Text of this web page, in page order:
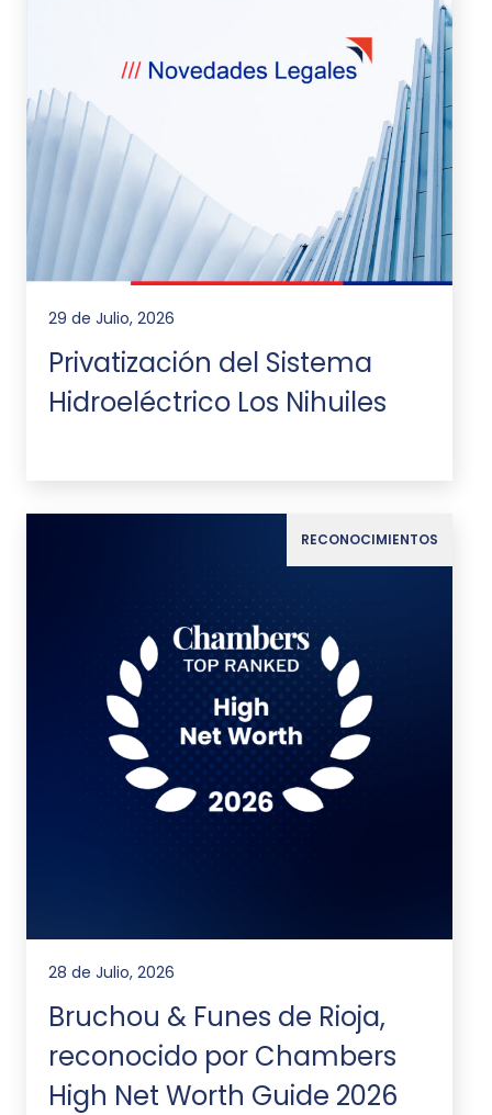
29 de Julio, 2026
Privatización del Sistema
Hidroeléctrico Los Nihuiles
RECONOCIMIENTOS
28 de Julio, 2026
Bruchou & Funes de Rioja,
reconocido por Chambers
High Net Worth Guide 2026